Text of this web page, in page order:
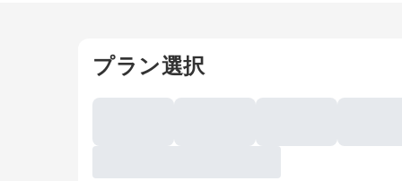
プラン選択